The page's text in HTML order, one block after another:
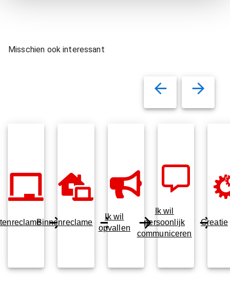
Misschien ook interessant
Binnenreclame
Ik wil
opvallen
Ik wil
persoonlijk
communiceren
Creatie